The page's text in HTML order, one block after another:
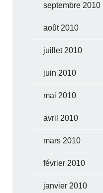
septembre 2010
août 2010
juillet 2010
juin 2010
mai 2010
avril 2010
mars 2010
février 2010
janvier 2010